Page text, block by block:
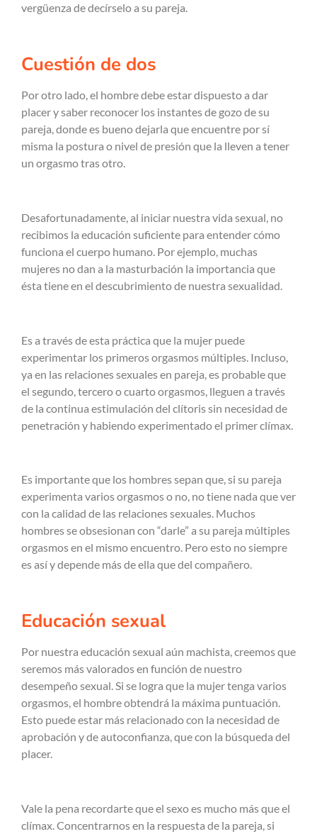
vergüenza de decírselo a su pareja.
Cuestión de dos
Por otro lado, el hombre debe estar dispuesto a dar
placer y saber reconocer los instantes de gozo de su
pareja, donde es bueno dejarla que encuentre por sí
misma la postura o nivel de presión que la lleven a tener
un orgasmo tras otro.
Desafortunadamente, al iniciar nuestra vida sexual, no
recibimos la educación suficiente para entender cómo
funciona el cuerpo humano. Por ejemplo, muchas
mujeres no dan a la masturbación la importancia que
ésta tiene en el descubrimiento de nuestra sexualidad.
Es a través de esta práctica que la mujer puede
experimentar los primeros orgasmos múltiples. Incluso,
ya en las relaciones sexuales en pareja, es probable que
el segundo, tercero o cuarto orgasmos, lleguen a través
de la continua estimulación del clítoris sin necesidad de
penetración y habiendo experimentado el primer clímax.
Es importante que los hombres sepan que, si su pareja
experimenta varios orgasmos o no, no tiene nada que ver
con la calidad de las relaciones sexuales. Muchos
hombres se obsesionan con “darle” a su pareja múltiples
orgasmos en el mismo encuentro. Pero esto no siempre
es así y depende más de ella que del compañero.
Educación sexual
Por nuestra educación sexual aún machista, creemos que
seremos más valorados en función de nuestro
desempeño sexual. Si se logra que la mujer tenga varios
orgasmos, el hombre obtendrá la máxima puntuación.
Esto puede estar más relacionado con la necesidad de
aprobación y de autoconfianza, que con la búsqueda del
placer.
Vale la pena recordarte que el sexo es mucho más que el
clímax. Concentrarnos en la respuesta de la pareja, si